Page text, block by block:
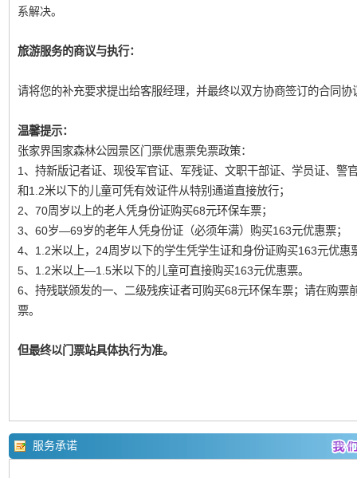
系解决。
旅游服务的商议与执行：
请将您的补充要求提出给客服经理，并最终以双方协商签订的合同协
温馨提示：
张家界国家森林公园景区门票优惠票免票政策：
1、持新版记者证、现役军官证、军残证、文职干部证、学员证、警
和1.2米以下的儿童可凭有效证件从特别通道直接放行；
2、70周岁以上的老人凭身份证购买68元环保车票；
3、60岁—69岁的老年人凭身份证（必须年满）购买163元优惠票；
4、1.2米以上，24周岁以下的学生凭学生证和身份证购买163元优惠
5、1.2米以上—1.5米以下的儿童可直接购买163元优惠票。
6、持残联颁发的一、二级残疾证者可购买68元环保车票；请在购票
票。
但最终以门票站具体执行为准。
服务承诺